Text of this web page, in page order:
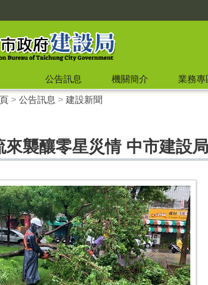
公告訊息 機關簡介 業務專
> 公告訊息 > 建設新聞
來襲釀零星災情 中市建設